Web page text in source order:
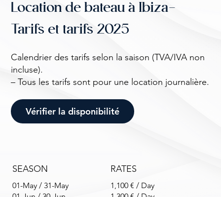
Location de bateau à Ibiza-
Tarifs et tarifs 2025
Calendrier des tarifs selon la saison (TVA/IVA non
incluse).
– Tous les tarifs sont pour une location journalière.
Vérifier la disponibilité
SEASON
01-May / 31-May
RATES
1,100 € / Day